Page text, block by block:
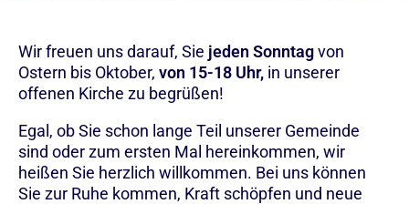
Wir freuen uns darauf, Sie jeden Sonntagvon
Ostern bis Oktober, von 15-18 Uhr, in unserer
offenen Kirche zu begrüßen!
Egal, ob Sie schon lange Teil unserer Gemeinde
sind oder zum ersten Mal hereinkommen, wir
heißen Sie herzlich willkommen. Bei uns können
Sie zur Ruhe kommen, Kraft schöpfen und neue